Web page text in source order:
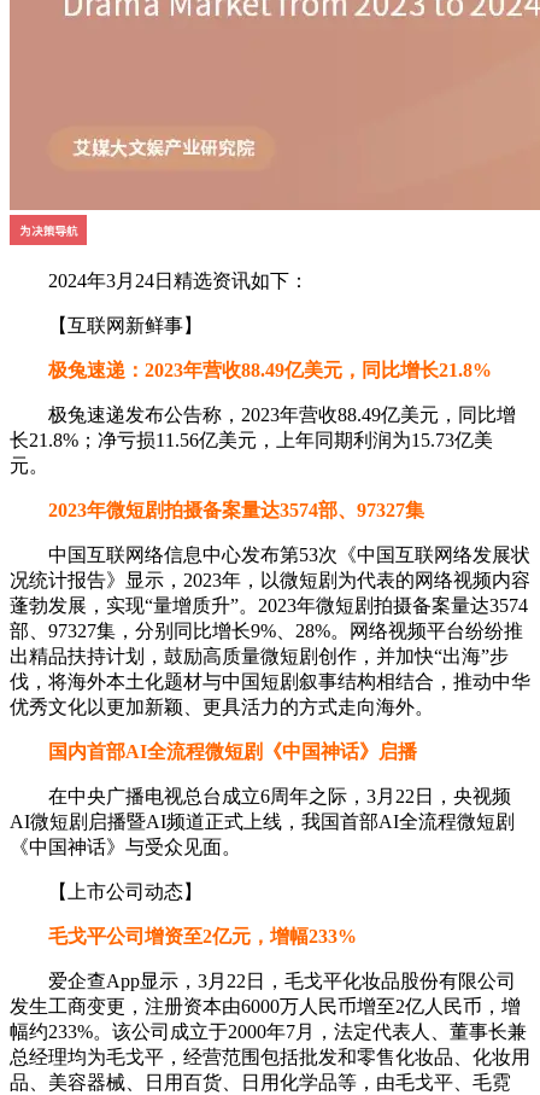
2024年3月24日精选资讯如下：
【互联网新鲜事】
极兔速递：2023年营收88.49亿美元，同比增长21.8%
极兔速递发布公告称，2023年营收88.49亿美元，同比增
长21.8%；净亏损11.56亿美元，上年同期利润为15.73亿美
元。
2023年微短剧拍摄备案量达3574部、97327集
中国互联网络信息中心发布第53次《中国互联网络发展状
况统计报告》显示，2023年，以微短剧为代表的网络视频内容
蓬勃发展，实现“量增质升”。2023年微短剧拍摄备案量达3574
部、97327集，分别同比增长9%、28%。网络视频平台纷纷推
出精品扶持计划，鼓励高质量微短剧创作，并加快“出海”步
伐，将海外本土化题材与中国短剧叙事结构相结合，推动中华
优秀文化以更加新颖、更具活力的方式走向海外。
国内首部AI全流程微短剧《中国神话》启播
在中央广播电视总台成立6周年之际，3月22日，央视频
AI微短剧启播暨AI频道正式上线，我国首部AI全流程微短剧
《中国神话》与受众见面。
【上市公司动态】
毛戈平公司增资至2亿元，增幅233%
爱企查App显示，3月22日，毛戈平化妆品股份有限公司
发生工商变更，注册资本由6000万人民币增至2亿人民币，增
幅约233%。该公司成立于2000年7月，法定代表人、董事长兼
总经理均为毛戈平，经营范围包括批发和零售化妆品、化妆用
品、美容器械、日用百货、日用化学品等，由毛戈平、毛霓